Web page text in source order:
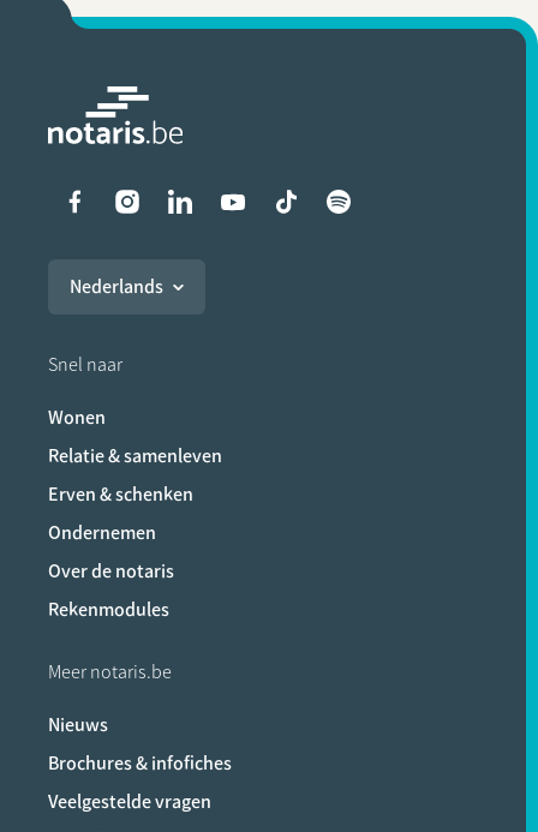
Liens vers les réseaux
Nederlands
Snel naar
Wonen
Relatie & samenleven
Erven & schenken
Ondernemen
Over de notaris
Rekenmodules
Meer notaris.be
Nieuws
Brochures & infofiches
Veelgestelde vragen